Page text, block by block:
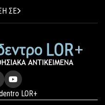
ΣΕ
LOR+